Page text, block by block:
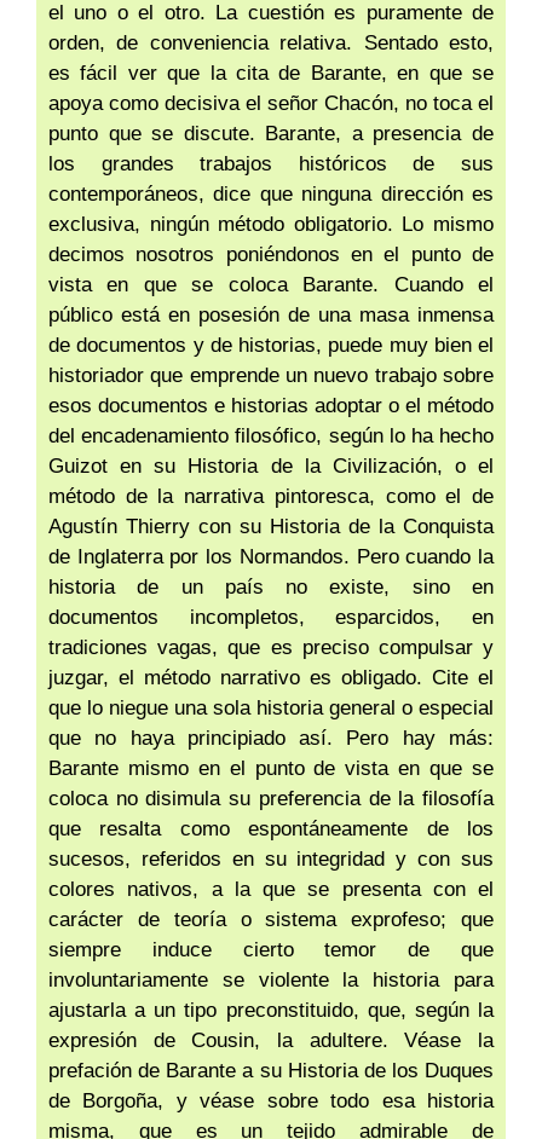
el uno o el otro. La cuestión es puramente de
orden, de conveniencia relativa. Sentado esto,
es fácil ver que la cita de Barante, en que se
apoya como decisiva el señor Chacón, no toca el
punto que se discute. Barante, a presencia de
los grandes trabajos históricos de sus
contemporáneos, dice que ninguna dirección es
exclusiva, ningún método obligatorio. Lo mismo
decimos nosotros poniéndonos en el punto de
vista en que se coloca Barante. Cuando el
público está en posesión de una masa inmensa
de documentos y de historias, puede muy bien el
historiador que emprende un nuevo trabajo sobre
esos documentos e historias adoptar o el método
del encadenamiento filosófico, según lo ha hecho
Guizot en su Historia de la Civilización, o el
método de la narrativa pintoresca, como el de
Agustín Thierry con su Historia de la Conquista
de Inglaterra por los Normandos. Pero cuando la
historia de un país no existe, sino en
documentos incompletos, esparcidos, en
tradiciones vagas, que es preciso compulsar y
juzgar, el método narrativo es obligado. Cite el
que lo niegue una sola historia general o especial
que no haya principiado así. Pero hay más:
Barante mismo en el punto de vista en que se
coloca no disimula su preferencia de la filosofía
que resalta como espontáneamente de los
sucesos, referidos en su integridad y con sus
colores nativos, a la que se presenta con el
carácter de teoría o sistema exprofeso; que
siempre induce cierto temor de que
involuntariamente se violente la historia para
ajustarla a un tipo preconstituido, que, según la
expresión de Cousin, la adultere. Véase la
prefación de Barante a su Historia de los Duques
de Borgoña, y véase sobre todo esa historia
misma, que es un tejido admirable de